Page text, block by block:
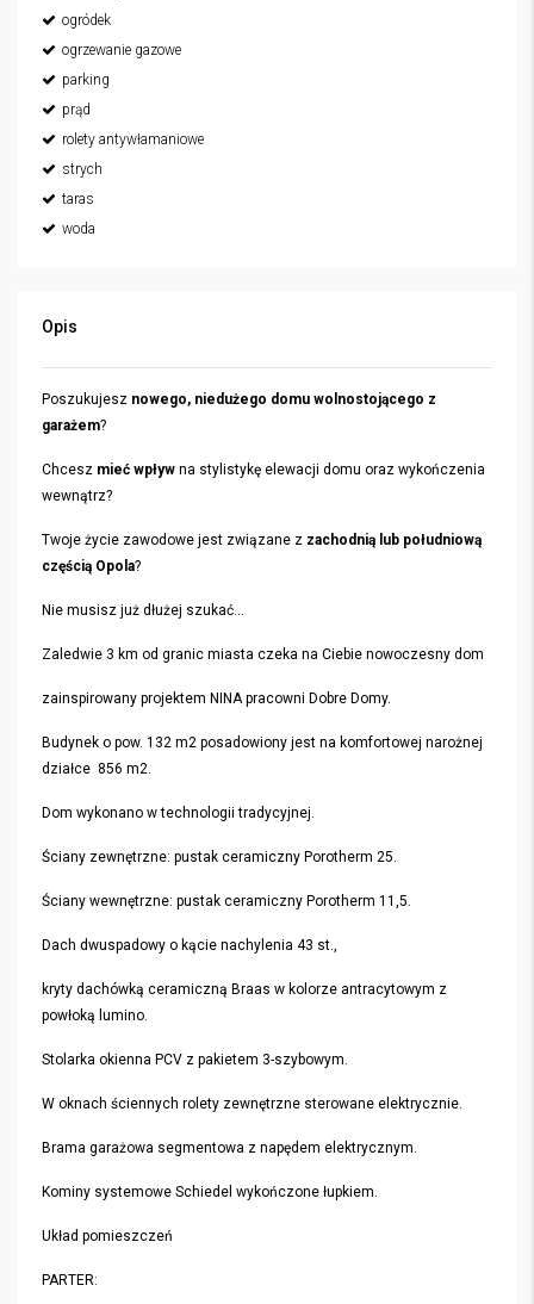
ogródek
ogrzewanie gazowe
parking
prąd
rolety antywłamaniowe
strych
taras
woda
Opis
Poszukujesz nowego, niedużego domu wolnostojącego z
garażem?
Chcesz mieć wpływ na stylistykę elewacji domu oraz wykończenia
wewnątrz?
Twoje życie zawodowe jest związane z zachodnią lub południową
częścią Opola?
Nie musisz już dłużej szukać…
Zaledwie 3 km od granic miasta czeka na Ciebie nowoczesny dom
zainspirowany projektem NINA pracowni Dobre Domy.
Budynek o pow. 132 m2 posadowiony jest na komfortowej narożnej
działce 856 m2.
Dom wykonano w technologii tradycyjnej.
Ściany zewnętrzne: pustak ceramiczny Porotherm 25.
Ściany wewnętrzne: pustak ceramiczny Porotherm 11,5.
Dach dwuspadowy o kącie nachylenia 43 st.,
kryty dachówką ceramiczną Braas w kolorze antracytowym z
powłoką lumino.
Stolarka okienna PCV z pakietem 3-szybowym.
W oknach ściennych rolety zewnętrzne sterowane elektrycznie.
Brama garażowa segmentowa z napędem elektrycznym.
Kominy systemowe Schiedel wykończone łupkiem.
Układ pomieszczeń
PARTER: